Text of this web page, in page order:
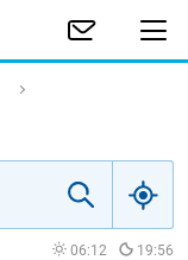
06:12 19:56